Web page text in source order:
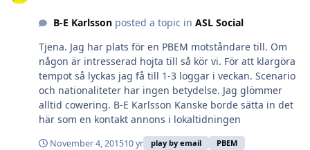
B-E Karlssonposted a topic in ASL Social
Tjena. Jag har plats för en PBEM motståndare till. Om
någon är intresserad hojta till så kör vi. För att klargöra
tempot så lyckas jag få till 1-3 loggar i veckan. Scenario
och nationaliteter har ingen betydelse. Jag glömmer
alltid cowering. B-E Karlsson Kanske borde sätta in det
här som en kontakt annons i lokaltidningen
November 4, 201510 yr play by email PBEM